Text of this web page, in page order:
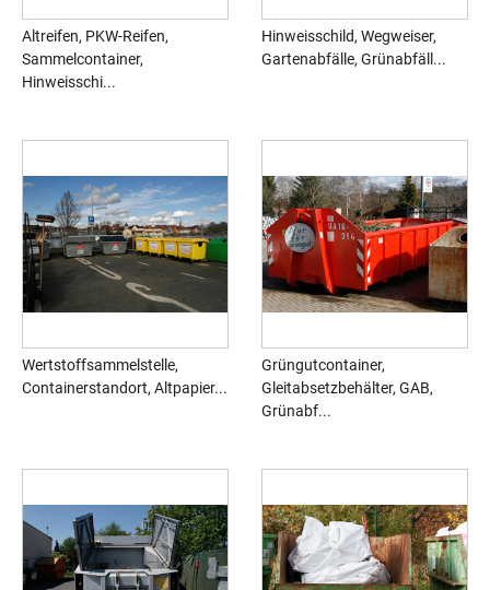
Altreifen, PKW-Reifen,
Sammelcontainer,
Hinweisschi...
Hinweisschild, Wegweiser,
Gartenabfälle, Grünabfäll...
Wertstoffsammelstelle,
Containerstandort, Altpapier...
Grüngutcontainer,
Gleitabsetzbehälter, GAB,
Grünabf...